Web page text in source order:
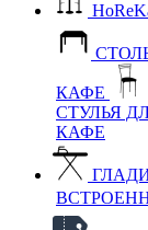
КАФЕ
СТУЛЬЯ
КАФЕ